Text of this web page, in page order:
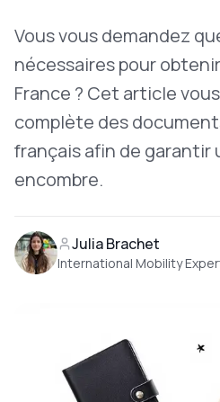
Vous vous demandez
nécessaires pour
France ? Cet article
complète des
français afin de garantir
encombre.
Julia Brachet
International Mobility